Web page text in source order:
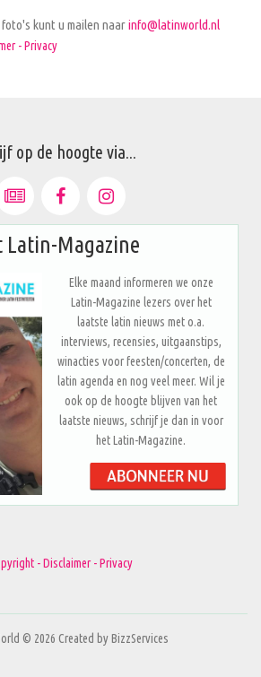
kunt u mailen naarinfo@latinworld.nl
- Privacy
op de hoogte via...
Latin-Magazine
Elke maand informeren we onze
Latin-Magazine lezers over het
laatste latin nieuws met o.a.
interviews, recensies, uitgaanstips,
winacties voor feesten/concerten, de
latin agenda en nog veel meer. Wil je
ook op de hoogte blijven van het
laatste nieuws, schrijf je dan in voor
het Latin-Magazine.
- Disclaimer - Privacy
© 2026 Created byBizzServices